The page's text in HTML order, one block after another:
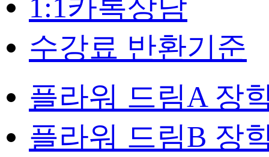
1:1카톡상담
수강료 반환기준
플라워 드림A 장
플라워 드림B 장